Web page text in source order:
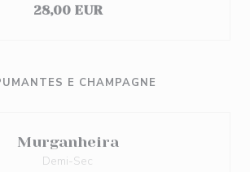
28,00 EUR
E CHAMPAGNE
Murganheira
Demi-Sec